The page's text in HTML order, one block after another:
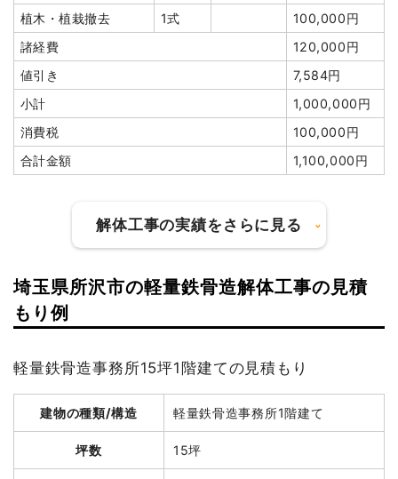
植木・植栽撤去
1式
100,000円
諸経費
120,000円
値引き
7,584円
小計
1,000,000円
消費税
100,000円
合計金額
1,100,000円
解体工事の実績をさらに見る
建物の種類/構造
建物解体費用 82万5,000円
総額 100万円
埼玉県所沢市の軽量鉄骨造解体工事の見積
もり例
軽量鉄骨造事務所15坪1階建ての見積もり
建物の種類/構造 軽量鉄骨造事務所1階建て
坪数 15坪